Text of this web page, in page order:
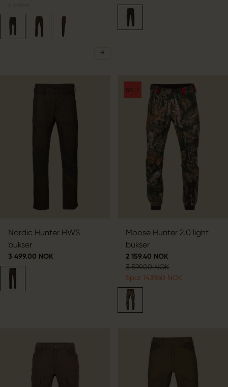
Nordic Hunter HWS
bukser
3 499.00 NOK
SALE
Moose Hunter 2.0 light
bukser
2 159.40 NOK
3 599.00 NOK
Spar 1439.60 NOK